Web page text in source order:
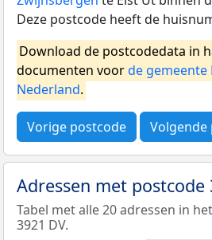
Deze postcode heeft de
Download de postcodedata in
documenten voorde gemeente
Nederland.
Vorige postcode Volgende
Adressen met postcode
Tabel met alle 20 adressen in
3921 DV.